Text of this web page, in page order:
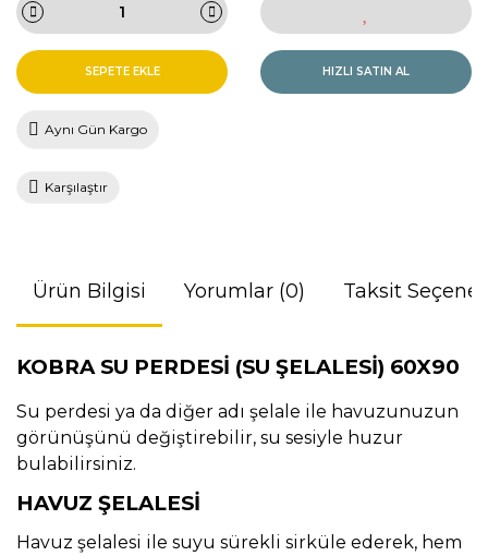
SEPETE EKLE HIZLI SATIN AL
Aynı Gün Kargo
Karşılaştır
Ürün Bilgisi Yorumlar (0) Taksit
KOBRA SU PERDESİ (SU ŞELALESİ) 60X90
Su perdesi ya da diğer adı şelale ile havuzunuzun
görünüşünü değiştirebilir, su sesiyle huzur
bulabilirsiniz.
HAVUZ ŞELALESİ
Havuz şelalesi ile suyu sürekli sirküle ederek, hem